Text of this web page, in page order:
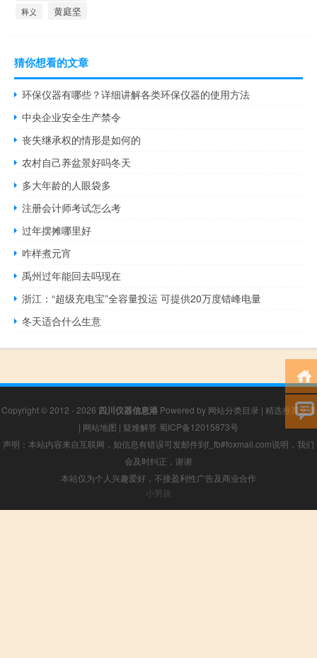
释义 黄庭坚
猜你想看的文章
环保仪器有哪些？详细讲解各类环保仪器的使用方法
中央企业安全生产禁令
丧失继承权的情形是如何的
农村自己养盆景好吗冬天
多大年龄的人眼袋多
注册会计师考试怎么考
过年摆摊哪里好
咋样煮元宵
禹州过年能回去吗现在
浙江：“超级充电宝”全容量投运 可提供20万度错峰电量
冬天适合什么生意
Copyright © 2012 - 2026 四川仪器信息港Powered by 网站分类目录 | 精选推荐文章
| 网站地图 | 疑难解答 蜀ICP备12015873号
声明：本站内容来自互联网，如信息有错误可发邮件到f_fb#foxmail.com说明，我们
会及时纠正，谢谢
本站仅为个人兴趣爱好，不接盈利性广告及商业合作
小男孩